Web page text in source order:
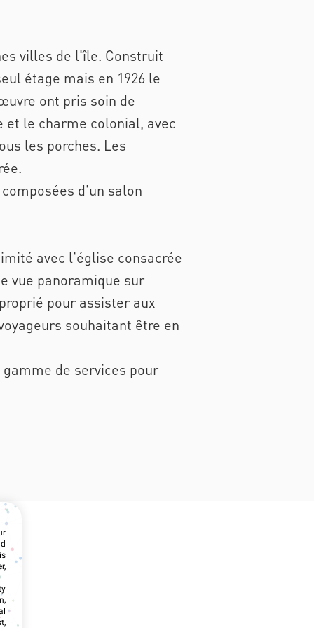
villes de l'île. Construit
étage mais en 1926 le
ont pris soin de
le charme colonial, avec
les porches. Les
d'un salon
avec l'église consacrée
vue panoramique sur
pour assister aux
souhaitant être en
de services pour